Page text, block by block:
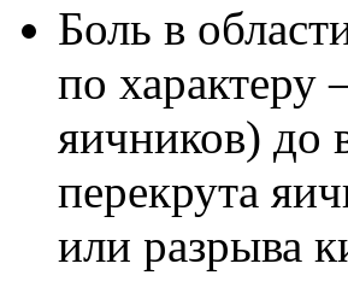
Боль в
по характеру
яичников) до
перекрута
или разрыва